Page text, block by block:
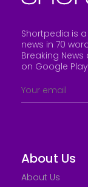
Shortpedia is
news in 70
Breaking
on Google
About Us
About Us